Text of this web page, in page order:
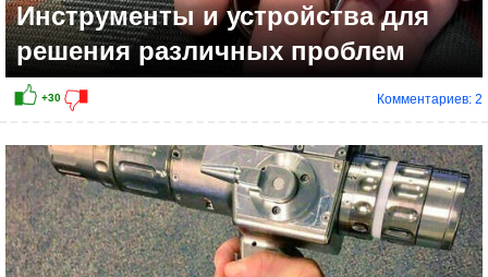
Инструменты и устройства для
решения различных проблем
Комментариев: 2